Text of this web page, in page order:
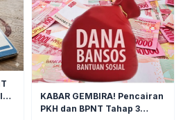
KABAR GEMBIRA! Pencairan
PKH dan BPNT Tahap 3